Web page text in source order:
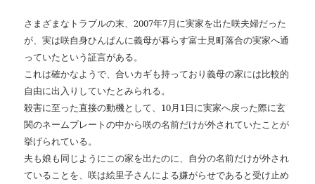
さまざまなトラブルの末、2007年7月に実家を出た咲夫婦だった
が、実は咲自身ひんぱんに義母が暮らす富士見町落合の実家へ通
っていたという証言がある。
これは確かなようで、合いカギも持っており義母の家には比較的
自由に出入りしていたとみられる。
殺害に至った直接の動機として、10月1日に実家へ戻った際に玄
関のネームプレートの中から咲の名前だけが外されていたことが
挙げられている。
夫も娘も同じようにこの家を出たのに、自分の名前だけが外され
ていることを、咲は絵里子さんによる嫌がらせであると受け止め